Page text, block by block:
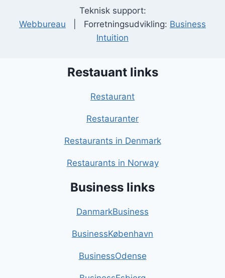
Teknisk support:
Webbureau | Forretningsudvikling: Business
Intuition
Restauant links
Restaurant
Restauranter
Restaurants in Denmark
Restaurants in Norway
Business links
DanmarkBusiness
BusinessKøbenhavn
BusinessOdense